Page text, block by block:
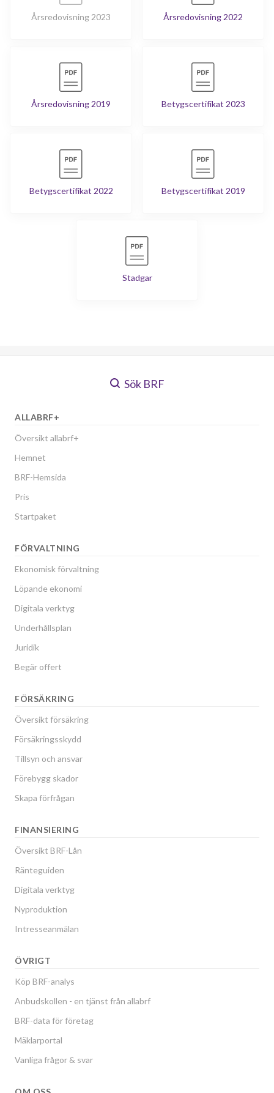
Årsredovisning 2023 Årsredovisning 2022
Årsredovisning 2019 Betygscertifikat 2023
Betygscertifikat 2022 Betygscertifikat 2019
Stadgar
Sök BRF
ALLABRF+
Översikt allabrf+
Hemnet
BRF-Hemsida
Pris
Startpaket
FÖRVALTNING
Ekonomisk förvaltning
Löpande ekonomi
Digitala verktyg
Underhållsplan
Juridik
Begär offert
FÖRSÄKRING
Översikt försäkring
Försäkringsskydd
Tillsyn och ansvar
Förebygg skador
Skapa förfrågan
FINANSIERING
Översikt BRF-Lån
Ränteguiden
Digitala verktyg
Nyproduktion
Intresseanmälan
ÖVRIGT
Köp BRF-analys
Anbudskollen - en tjänst från allabrf
BRF-data för företag
Mäklarportal
Vanliga frågor & svar